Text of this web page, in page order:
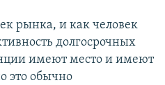
рынка, и как человек
долгосрочных
имеют место и имеют
это обычно